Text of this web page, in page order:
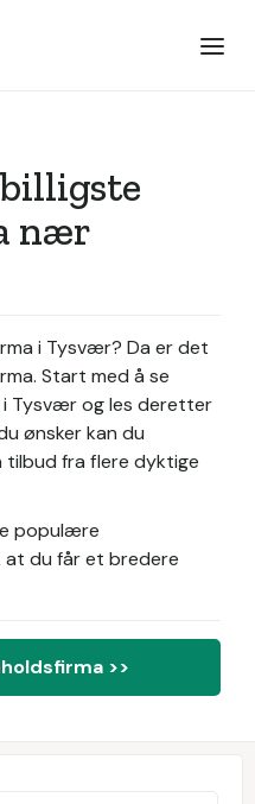
nær
i Tysvær? Da er det
Start med å se
i Tysvær og les deretter
ønsker kan du
tilbud fra flere dyktige
populære
at du får et bredere
>>